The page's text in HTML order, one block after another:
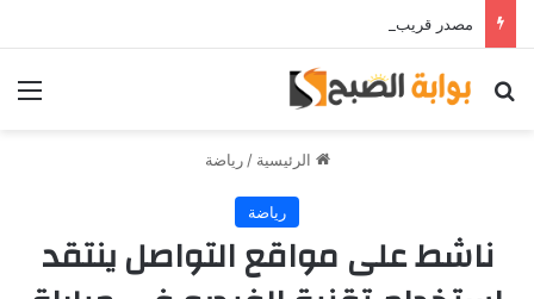
بحث عن
الرئيسية / رياضة
رياضة
ناشط على مواقع التواصل ينتقد